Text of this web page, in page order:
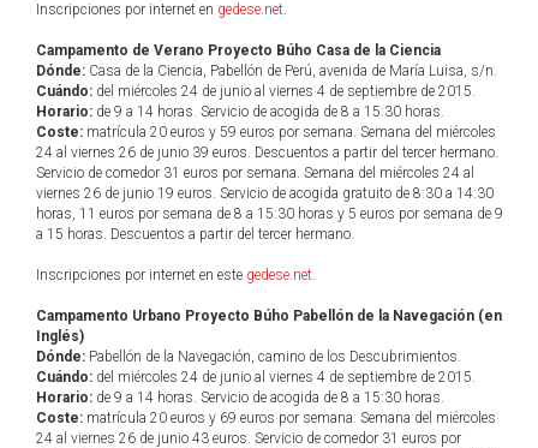
Inscripciones por internet en gedese.net.
Campamento de Verano Proyecto Búho Casa de la Ciencia
Dónde: Casa de la Ciencia, Pabellón de Perú, avenida de María Luisa, s/n.
Cuándo: del miércoles 24 de junio al viernes 4 de septiembre de 2015.
Horario: de 9 a 14 horas. Servicio de acogida de 8 a 15:30 horas.
Coste: matrícula 20 euros y 59 euros por semana. Semana del miércoles
24 al viernes 26 de junio 39 euros. Descuentos a partir del tercer hermano.
Servicio de comedor 31 euros por semana. Semana del miércoles 24 al
viernes 26 de junio 19 euros. Servicio de acogida gratuito de 8:30 a 14:30
horas, 11 euros por semana de 8 a 15:30 horas y 5 euros por semana de 9
a 15 horas. Descuentos a partir del tercer hermano.
Inscripciones por internet en este gedese.net.
Campamento Urbano Proyecto Búho Pabellón de la Navegación (en
Inglés)
Dónde: Pabellón de la Navegación, camino de los Descubrimientos.
Cuándo: del miércoles 24 de junio al viernes 4 de septiembre de 2015.
Horario: de 9 a 14 horas. Servicio de acogida de 8 a 15:30 horas.
Coste: matrícula 20 euros y 69 euros por semana. Semana del miércoles
24 al viernes 26 de junio 43 euros. Servicio de comedor 31 euros por